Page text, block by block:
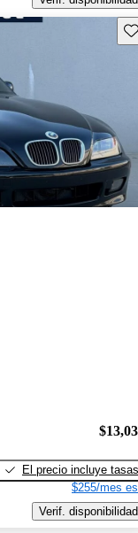
El precio incluye tasas
$255/mes
Verif. disponibilidad